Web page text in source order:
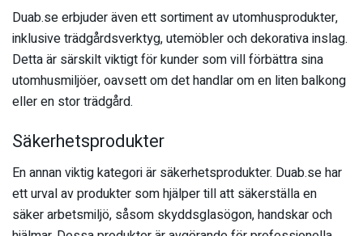
Duab.se erbjuder även ett sortiment av utomhusprodukter,
inklusive trädgårdsverktyg, utemöbler och dekorativa inslag.
Detta är särskilt viktigt för kunder som vill förbättra sina
utomhusmiljöer, oavsett om det handlar om en liten balkong
eller en stor trädgård.
Säkerhetsprodukter
En annan viktig kategori är säkerhetsprodukter. Duab.se har
ett urval av produkter som hjälper till att säkerställa en
säker arbetsmiljö, såsom skyddsglasögon, handskar och